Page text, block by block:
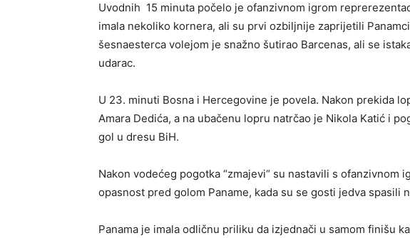
Uvodnih 15 minuta počelo je ofanzivnom igrom
imala nekoliko kornera, ali su prvi ozbiljnije zaprijetili
šesnaesterca volejom je snažno šutirao Barcenas, ali se
udarac.
U 23. minuti Bosna i Hercegovine je povela. Nakon prekida
Amara Dedića, a na ubačenu lopru natrčao je Nikola Katić i
gol u dresu BiH.
Nakon vodećeg pogotka “zmajevi“ su nastavili s ofanzivnom
opasnost pred golom Paname, kada su se gosti jedva spasili
Panama je imala odličnu priliku da izjednači u samom finišu